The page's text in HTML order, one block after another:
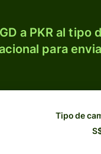
a PKR al tipo
para
Tipo de